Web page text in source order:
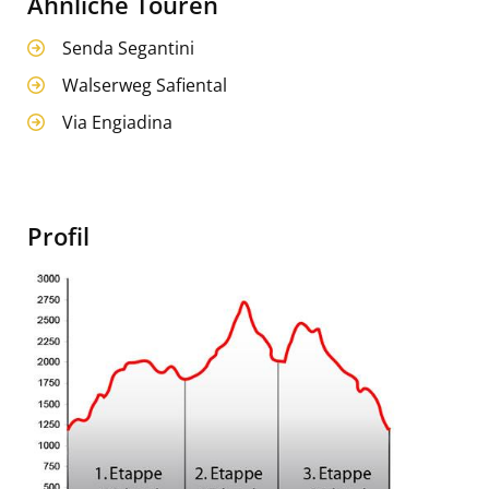
Senda Segantini
Walserweg Safiental
Via Engiadina
Profil
Image